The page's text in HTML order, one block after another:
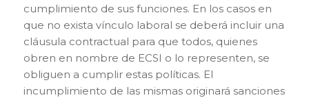
cumplimiento de sus funciones. En los casos en
que no exista vínculo laboral se deberá incluir una
cláusula contractual para que todos, quienes
obren en nombre de ECSI o lo representen, se
obliguen a cumplir estas políticas. El
incumplimiento de las mismas originará sanciones